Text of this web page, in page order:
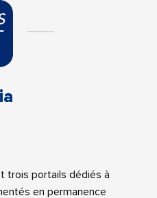
trois portails dédiés à
en permanence